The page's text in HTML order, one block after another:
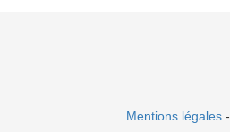
Mentions légales-